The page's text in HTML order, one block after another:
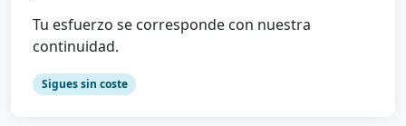
Tu esfuerzo se corresponde con nuestra
continuidad.
Sigues sin coste